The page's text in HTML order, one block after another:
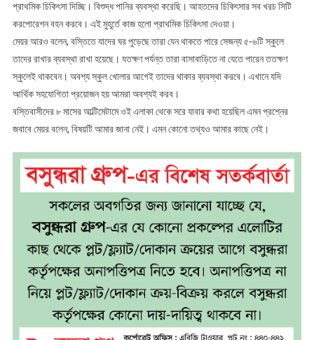
প্রাথমিক চিকিৎসা দিচ্ছি। বিশুদ্ধ পানির ব্যবস্থা করেছি। আহতদের চিকিৎসার সব খরচ সিটি
করপোরেশন বহন করবে। এই মুহূর্তে কাজ হলো প্রাথমিক চিকিৎসা দেওয়া।
মেয়র আরও বলেন, বস্তিতে যাদের ঘর পুড়েছে তারা যেন থাকতে পারে সেজন্য ৫-৬টি স্কুলে
তাদের রাখার ব্যবস্থা রাখা হয়েছে। যতক্ষণ পর্যন্ত তারা বাসাবাড়িতে না যেতে পারেন ততক্ষণ
স্কুলেই থাকবেন। অবশ্য স্কুল খোলার আগেই তাদের থাকার ব্যবস্থা করবে। এখানে যদি
আর্থিক সহযোগিতা প্রয়োজন হয় আমরা অবশ্যই করব।
বস্তিবাসীদের ৮ মাসের আল্টিমেটামে ওই এলাকা থেকে সরে যাবার কথা হয়েছিল এমন প্রশ্নের
জবাবে মেয়র বলেন, বিষয়টি আমার জানা নেই। এমন কোনো তথ্যও আমার কাছে নেই।